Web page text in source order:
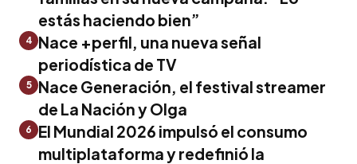
estás haciendo bien”
4 Nace +perfil, una nueva señal
periodística de TV
5
Nace Generación, el festival streamer
de La Nación y Olga
6
El Mundial 2026 impulsó el consumo
multiplataforma y redefinió la